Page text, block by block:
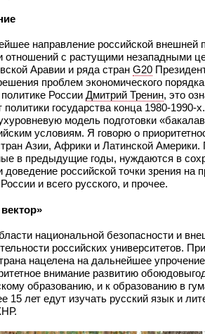
направление российской
отношений с растущими незападными
Аравии и ряда стран G20
проблем экономического
России Дмитрий Тренин, это
государства конца 1980-
модель подготовки
условиям. Я говорю о
Азии, Африки и Латинской
в предыдущие годы, нуждаются в
доведение российской точки зрения
и всего русского, и прочее.
национальной безопасности и
российских университетов.
нацелена на дальнейшее
внимание развитию
образованию, и к образованию в
15 лет едут изучать русский язык и